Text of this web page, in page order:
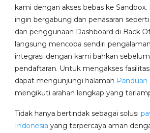
kami dengan akses bebas ke
ingin bergabung dan penasaran
dan penggunaan Dashboard di Back
langsung mencoba sendiri
integrasi dengan kami bahkan
pendaftaran. Untuk mengakses
dapat mengunjungi halaman
mengikuti arahan lengkap yang
Tidak hanya bertindak sebagai solusi
Indonesia yang terpercaya aman